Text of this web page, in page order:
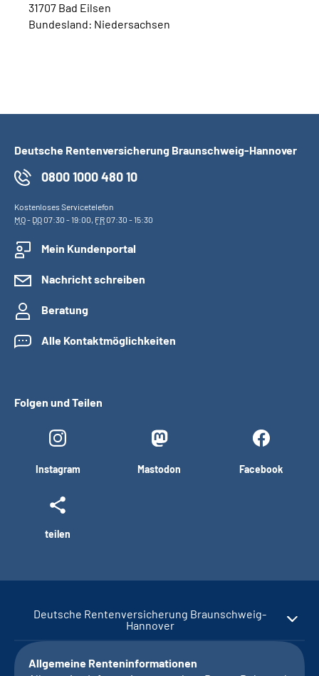
31707 Bad Eilsen
Bundesland: Niedersachsen
Deutsche Rentenversicherung Braunschweig-Hannover
0800 1000 480 10
Kostenloses Servicetelefon
MO- DO07:30 - 19:00, FR07:30 - 15:30
Mein Kundenportal
Nachricht schreiben
Beratung
Alle Kontaktmöglichkeiten
Folgen und Teilen
Instagram Mastodon Facebook
teilen
Deutsche Rentenversicherung Braunschweig-
Hannover
Allgemeine Renteninformationen